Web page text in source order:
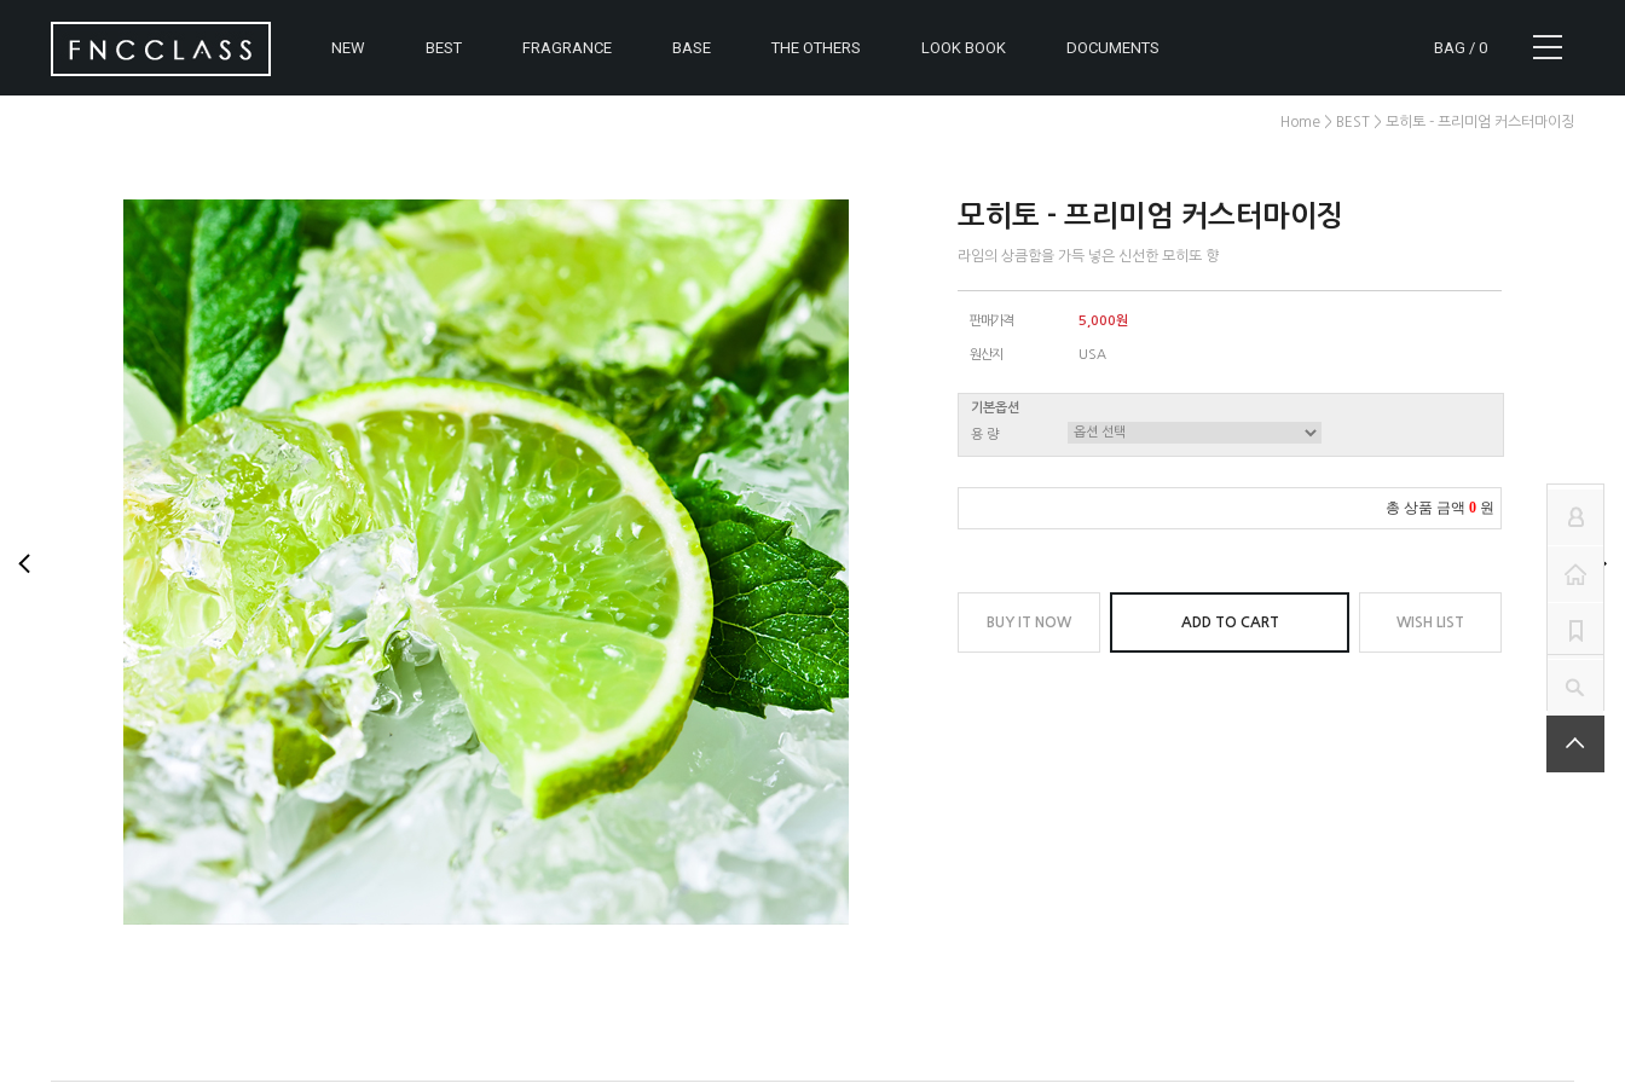
NEW BEST FRAGRANCE BASE THE OTHERS LOOK BOOK DOCUMENTS
ORDER Q&A
BAG / 0
Home > BEST > 모히토 - 프리미엄 커스터마이징
모히토 - 프리미엄 커스터마이징
라임의 상큼함을 가득 넣은 신선한 모히또 향
판매가격 5,000원
원산지 USA
기본옵션
용 량
총 상품 금액 0 원
BUY IT NOW ADD TO CART WISH LIST